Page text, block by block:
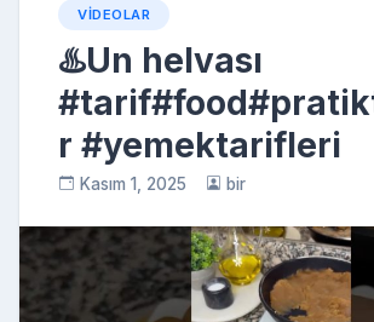
VIDEOLAR
♨️Un helvası
r #yemektarifleri
Kasım 1, 2025 bir